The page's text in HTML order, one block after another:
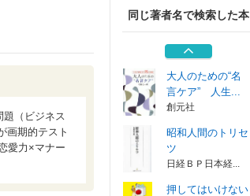
（ビジネス
画期的テスト
愛力×マナー
同じ著者名で検索した本
無理をしない快感
「ラクにして...
ＫＡＤＯＫＡＷＡ
大人のための“名
言ケア” 人生...
創元社
昭和人間のトリセ
ツ
日経ＢＰ日本経...
押してはいけない